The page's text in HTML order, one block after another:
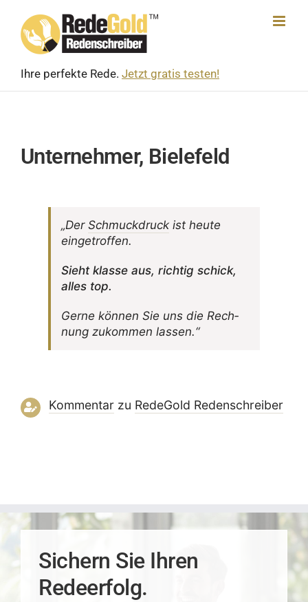
content
Ihre perfekte Rede. Jetzt gratis testen!
Unternehmer, Bielefeld
„Der Schmuck­druckist heute
eingetroffen.
Sieht klasse aus, richtig schick,
alles top.
Gerne können Sie uns die Rech­
nung zukommen lassen.“
Kommentarzu RedeGold Reden­schreiber
Sichern Sie Ihren
Redeerfolg.